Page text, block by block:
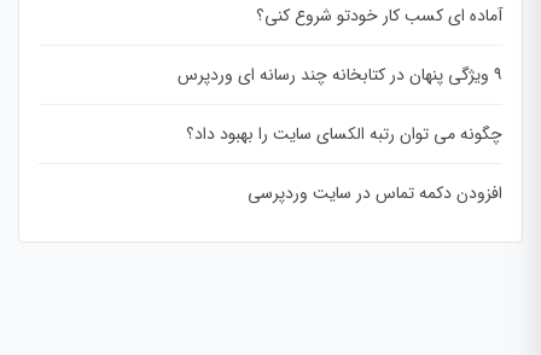
آماده ای کسب کار خودتو شروع کنی؟
۹ ویژگی پنهان در کتابخانه چند رسانه ای وردپرس
چگونه می توان رتبه الکسای سایت را بهبود داد؟
افزودن دکمه تماس در سایت وردپرسی